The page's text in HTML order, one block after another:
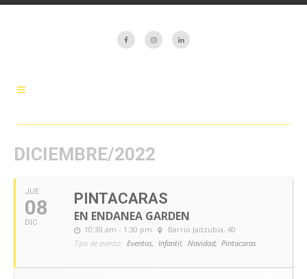
DICIEMBRE/2022
JUE
08
DIC
PINTACARAS
EN ENDANEA GARDEN
10:30 am - 1:30 pm
Barrio Jaitzubia, 40
Tipo de evento: Eventos, Infantil, Navidad, Pintacaras